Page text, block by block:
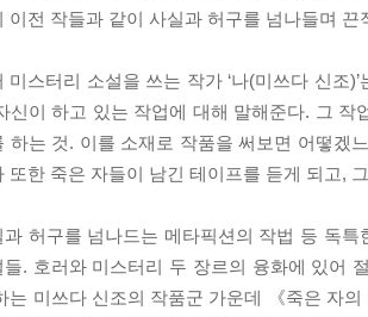
이전 작들과 같이 사실과 허구를 넘나들며
미스터리 소설을 쓰는 작가 ‘나(미쓰다 신조
신이 하고 있는 작업에 대해 말해준다. 그
하는 것. 이를 소재로 작품을 써보면 어떻겠
또한 죽은 자들이 남긴 테이프를 듣게 되고,
과 허구를 넘나드는 메타픽션의 작법 등 독특
들. 호러와 미스터리 두 장르의 융화에 있어
는 미쓰다 신조의 작품군 가운데 《죽은 자